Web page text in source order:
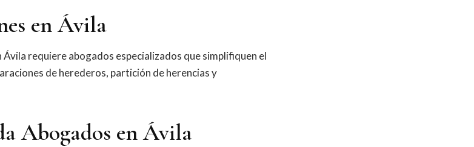
en Ávila
Ávila requiere abogados especializados que simplifiquen el
de herederos, partición de herencias y
Abogados en Ávila